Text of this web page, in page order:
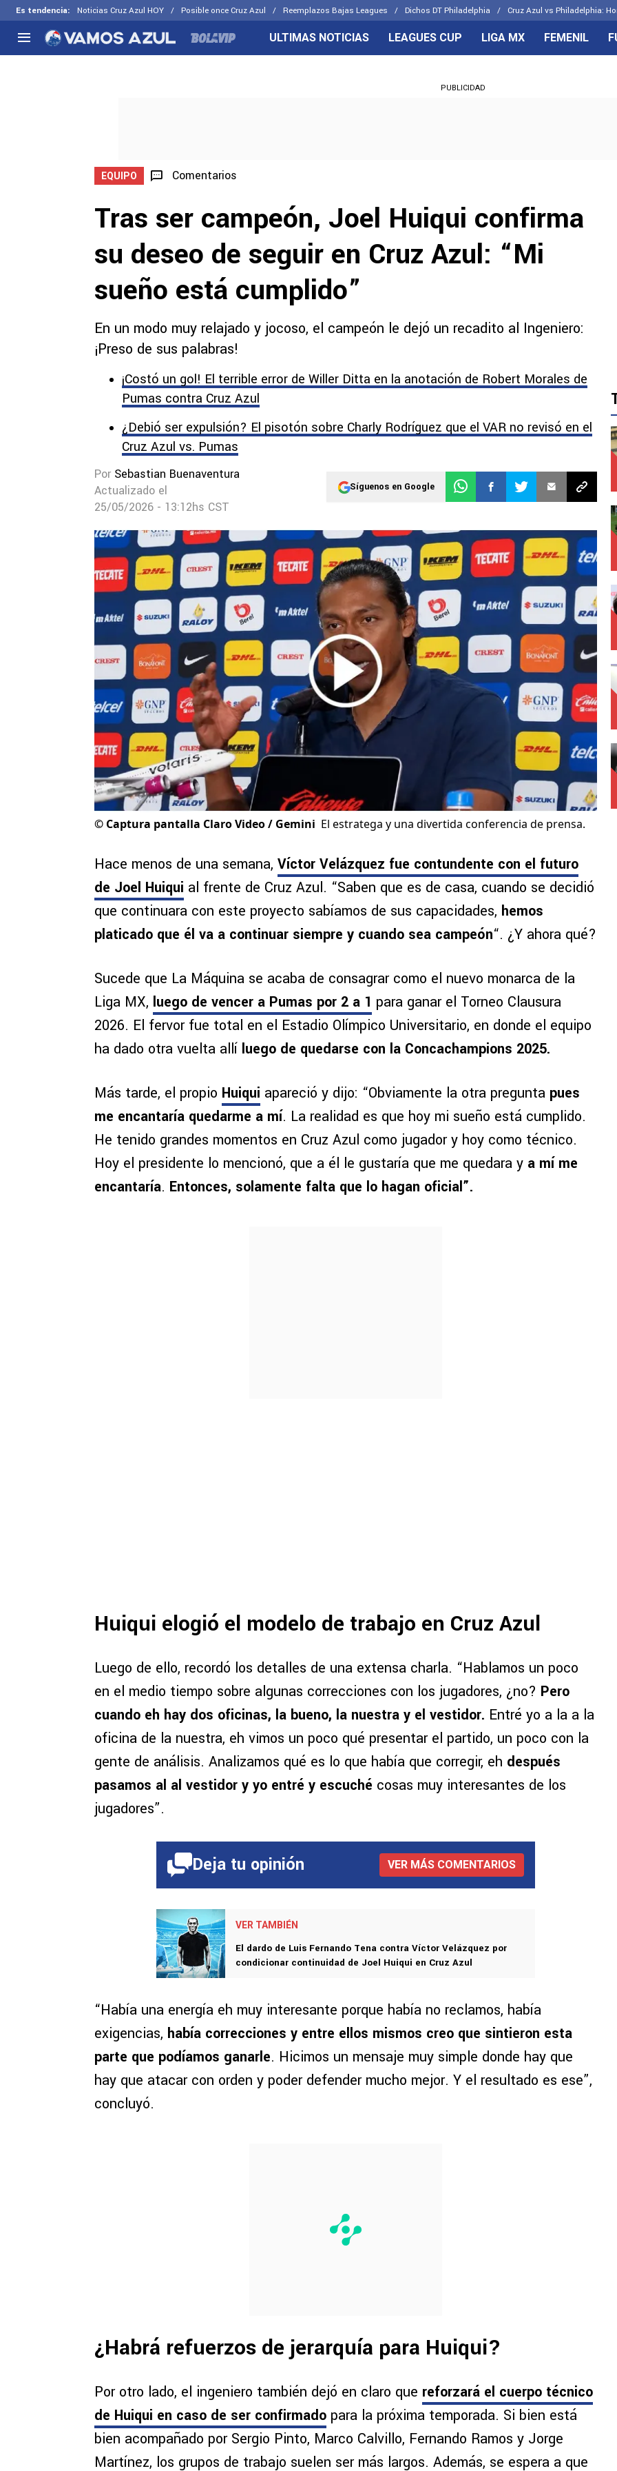
Es tendencia: Noticias Cruz Azul HOY Posible once Cruz Azul Reemplazos Bajas Leagues Dichos DT Philadelphia Cruz Azul vs Philadelphia:
Selección Mexicana
CELESTES
ULTIMAS NOTICIAS LEAGUES CUP LIGA MX FEMENIL
PUBLICIDAD
EQUIPO Comentarios
Tras ser campeón, Joel Huiqui confirma
su deseo de seguir en Cruz Azul: “Mi
sueño está cumplido”
En un modo muy relajado y jocoso, el campeón le dejó un recadito al Ingeniero:
¡Preso de sus palabras!
¡Costó un gol! El terrible error de Willer Ditta en la anotación de Robert Morales de
Pumas contra Cruz Azul
¿Debió ser expulsión? El pisotón sobre Charly Rodríguez que el VAR no revisó en el
Cruz Azul vs. Pumas
Por Sebastian Buenaventura
Actualizado el
25/05/2026 - 13:12hs CST
Síguenos en Google
© Captura pantalla Claro Video / Gemini El estratega y una divertida conferencia de prensa.
Hace menos de una semana, Víctor Velázquez fue contundente con el futuro
de Joel Huiqui al frente de Cruz Azul. “Saben que es de casa, cuando se decidió
que continuara con este proyecto sabíamos de sus capacidades, hemos
platicado que él va a continuar siempre y cuando sea campeón“. ¿Y ahora qué?
Sucede que La Máquina se acaba de consagrar como el nuevo monarca de la
Liga MX, luego de vencer a Pumas por 2 a 1 para ganar el Torneo Clausura
2026. El fervor fue total en el Estadio Olímpico Universitario, en donde el equipo
ha dado otra vuelta allí luego de quedarse con la Concachampions 2025.
Más tarde, el propio Huiqui apareció y dijo: “Obviamente la otra pregunta pues
me encantaría quedarme a mí. La realidad es que hoy mi sueño está cumplido.
He tenido grandes momentos en Cruz Azul como jugador y hoy como técnico.
Hoy el presidente lo mencionó, que a él le gustaría que me quedara y a mí me
encantaría. Entonces, solamente falta que lo hagan oficial”.
Huiqui elogió el modelo de trabajo en Cruz Azul
Luego de ello, recordó los detalles de una extensa charla. “Hablamos un poco
en el medio tiempo sobre algunas correcciones con los jugadores, ¿no? Pero
cuando eh hay dos oficinas, la bueno, la nuestra y el vestidor. Entré yo a la a la
oficina de la nuestra, eh vimos un poco qué presentar el partido, un poco con la
gente de análisis. Analizamos qué es lo que había que corregir, eh después
pasamos al al vestidor y yo entré y escuché cosas muy interesantes de los
jugadores”.
Deja tu opinión VER MÁS COMENTARIOS
VER TAMBIÉN
El dardo de Luis Fernando Tena contra Víctor Velázquez por
condicionar continuidad de Joel Huiqui en Cruz Azul
“Había una energía eh muy interesante porque había no reclamos, había
exigencias, había correcciones y entre ellos mismos creo que sintieron esta
parte que podíamos ganarle. Hicimos un mensaje muy simple donde hay que
hay que atacar con orden y poder defender mucho mejor. Y el resultado es ese”,
concluyó.
¿Habrá refuerzos de jerarquía para Huiqui?
Por otro lado, el ingeniero también dejó en claro que reforzará el cuerpo técnico
de Huiqui en caso de ser confirmado para la próxima temporada. Si bien está
bien acompañado por Sergio Pinto, Marco Calvillo, Fernando Ramos y Jorge
Martínez, los grupos de trabajo suelen ser más largos. Además, se espera a que